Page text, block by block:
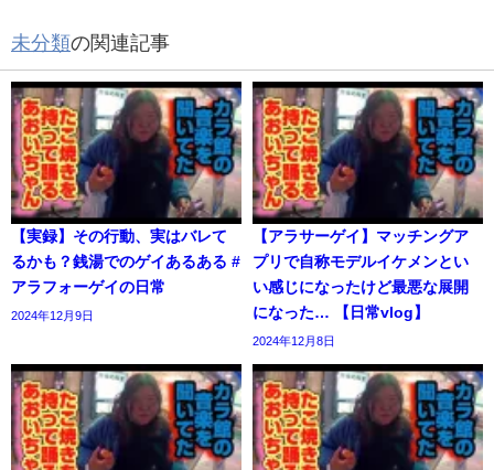
未分類の関連記事
【実録】その行動、実はバレて
るかも？銭湯でのゲイあるある #
アラフォーゲイの日常
2024年12月9日
【アラサーゲイ】マッチングア
プリで自称モデルイケメンとい
い感じになったけど最悪な展開
になった… 【日常vlog】
2024年12月8日